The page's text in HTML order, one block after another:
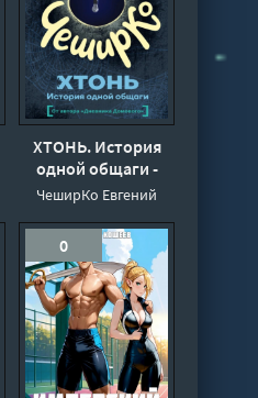
ХТОНЬ. История
одной общаги -
Евгений ЧеширКо
ЧеширКо Евгений
0